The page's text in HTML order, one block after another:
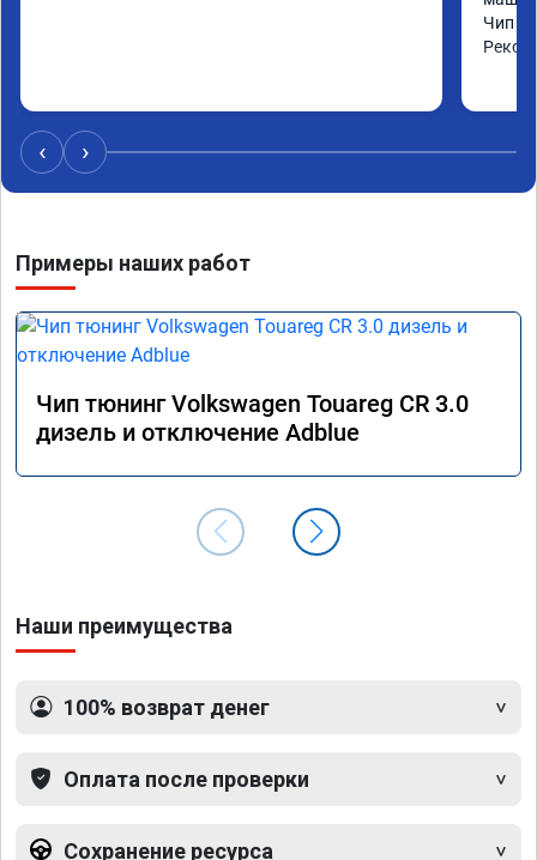
Чип
‹ ›
Примеры наших работ
Чип тюнинг Volkswagen Touareg CR 3.0
дизель и отключение Adblue
Наши преимущества
100% возврат денег
Оплата после проверки
Сохранение ресурса